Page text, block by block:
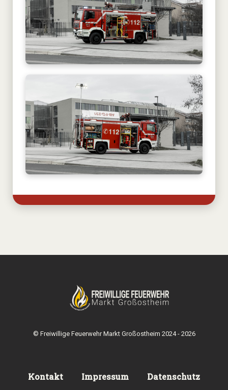
© Freiwillige Feuerwehr Markt Großostheim 2024 - 2026
Kontakt Impressum Datenschutz